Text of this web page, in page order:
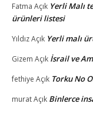
Fatma Açık Yerli Malı
ürünleri listesi
YıldızAçık Yerli malı
Gizem Açık İsrail ve
fethiye Açık Torku No
muratAçık Binlerce